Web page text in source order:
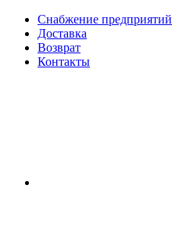
Снабжение предприятий
Доставка
Возврат
Контакты